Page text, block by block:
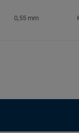
0,55 mm